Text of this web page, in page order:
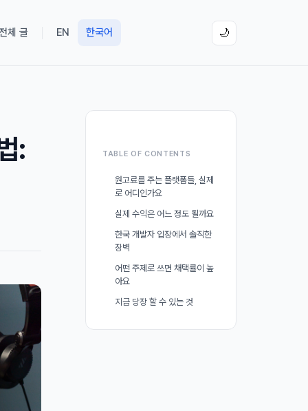
체 글 EN 한국어 🌙
: TABLE OF CONTENTS
원고료를 주는 플랫폼들, 실제
로 어디인가요
실제 수익은 어느 정도 될까요
한국 개발자 입장에서 솔직한
장벽
어떤 주제로 쓰면 채택률이 높
아요
지금 당장 할 수 있는 것